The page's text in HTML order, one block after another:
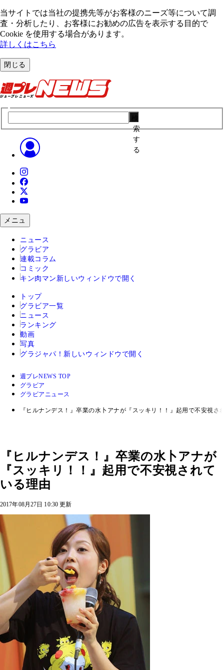
当サイトでは当社の提携先等がお客様のニーズ等について調
査・分析したり、お客様にお勧めの広告を表⽰する⽬的で
Cookie を使⽤する場合があります。
詳しくはこちら
閉じる
索
す
る
メニュ
ニュース
グラビア
連載コラム
コミック
キン肉マン 新しいウィンドウで開く
トップ
グラビア一覧
ニュース
ランキング
動画
写真
グラジャパ！ 新しいウィンドウで開く
週プレNEWS TOP
グラビア
グラビアニュース
『ヒルナンデス！』卒業の水卜アナが『スッキリ！！』起用で不安視さ
『ヒルナンデス！』卒業の水卜アナが
『スッキリ！！』起用で不安視されて
いる理由
2017年08月27日 10:30 更新